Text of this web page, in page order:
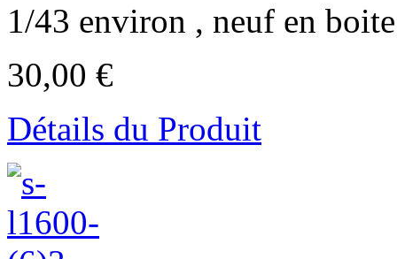
1/43 environ , neuf en
30,00 €
Détails du Produit